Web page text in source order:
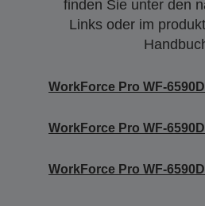
finden Sie unter den
Links oder im
WorkForce Pro WF-
WorkForce Pro WF-
WorkForce Pro WF-